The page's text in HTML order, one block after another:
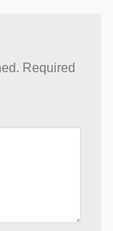
Required